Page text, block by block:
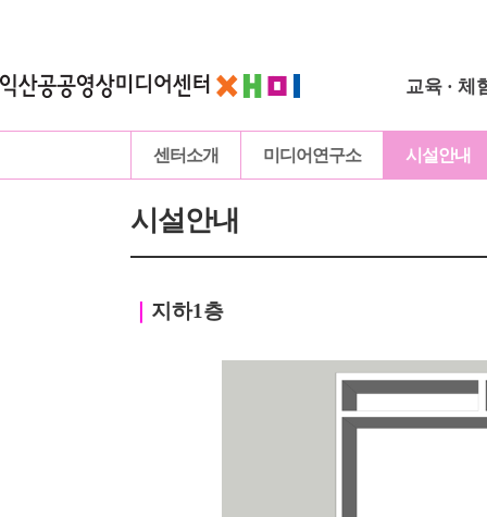
교육 · 체
센터소개 미디어연구소 시설안내
시설안내
지하1층